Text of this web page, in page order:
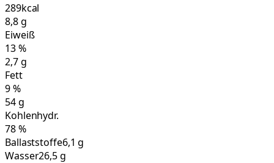
289kcal
8,8g
Eiweiß
13%
2,7g
Fett
9%
54g
Kohlenhydr.
78%
Ballaststoffe6,1 g
Wasser26,5 g